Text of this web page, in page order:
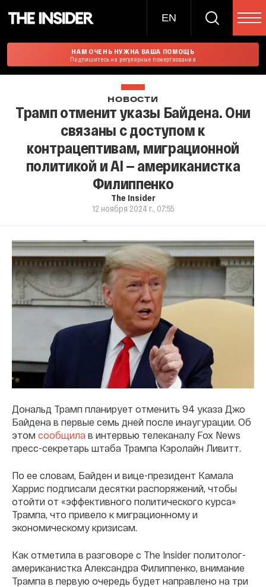
EN
НАМ ОЧЕНЬ НУЖНА ВАША ПОМОЩЬ
Подпишитесь на регулярные пожертвования
НОВОСТИ
Трамп отменит указы Байдена. Они
связаны с доступом к
контрацептивам, миграционной
политикой и AI — американистка
Филиппенко
The Insider
12 ноября 2024 г., 07:55
Дональд Трамп планирует отменить 94 указа Джо
Байдена в первые семь дней после инаугурации. Об
этом сообщила в интервью телеканалу Fox News
пресс-секретарь штаба Трампа Кэролайн Ливитт.
По ее словам, Байден и вице-президент Камала
Харрис подписали десятки распоряжений, чтобы
отойти от «эффективного политического курса»
Трампа, что привело к миграционному и
экономическому кризисам.
Как отметила в разговоре с The Insider политолог-
американистка Александра Филиппенко, внимание
Трампа в первую очередь будет направлено на три